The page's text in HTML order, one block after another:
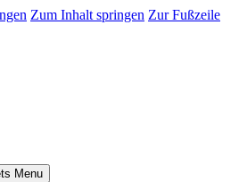
Zum Inhalt springen Zur Fußzeile
Menu